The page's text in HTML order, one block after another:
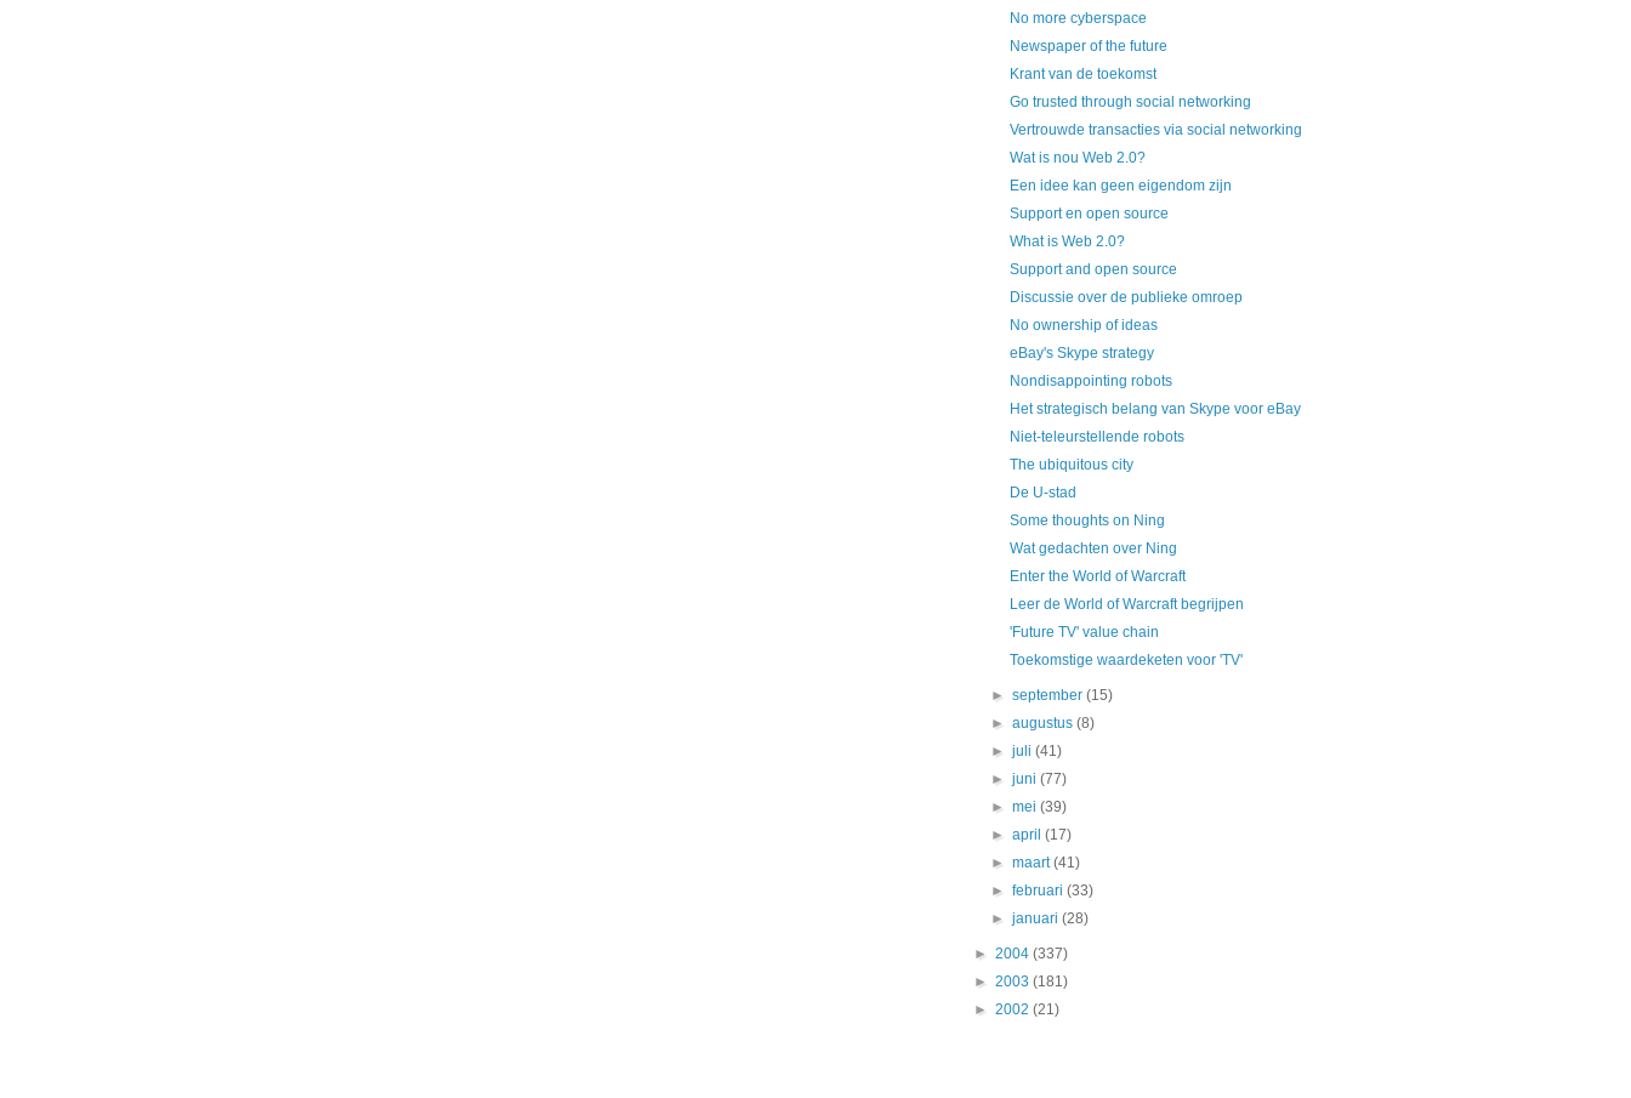
No more cyberspace
Newspaper of the future
Krant van de toekomst
Go trusted through social networking
Vertrouwde transacties via social networking
Wat is nou Web 2.0?
Een idee kan geen eigendom zijn
Support en open source
What is Web 2.0?
Support and open source
Discussie over de publieke omroep
No ownership of ideas
eBay's Skype strategy
Nondisappointing robots
Het strategisch belang van Skype voor eBay
Niet-teleurstellende robots
The ubiquitous city
De U-stad
Some thoughts on Ning
Wat gedachten over Ning
Enter the World of Warcraft
Leer de World of Warcraft begrijpen
'Future TV' value chain
Toekomstige waardeketen voor 'TV'
►september(15)
►augustus(8)
►juli(41)
►juni(77)
►mei(39)
►april(17)
►maart(41)
►februari(33)
►januari(28)
► 2004 (337)
► 2003 (181)
► 2002 (21)